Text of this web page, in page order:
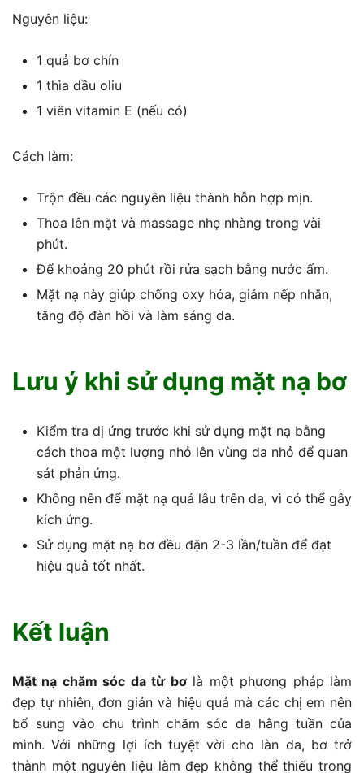
Nguyên liệu:
1 quả bơ chín
1 thìa dầu oliu
1 viên vitamin E (nếu có)
Cách làm:
Trộn đều các nguyên liệu thành hỗn hợp mịn.
Thoa lên mặt và massage nhẹ nhàng trong vài
phút.
Để khoảng 20 phút rồi rửa sạch bằng nước ấm.
Mặt nạ này giúp chống oxy hóa, giảm nếp nhăn,
tăng độ đàn hồi và làm sáng da.
Lưu ý khi sử dụng mặt nạ bơ
Kiểm tra dị ứng trước khi sử dụng mặt nạ bằng
cách thoa một lượng nhỏ lên vùng da nhỏ để quan
sát phản ứng.
Không nên để mặt nạ quá lâu trên da, vì có thể gây
kích ứng.
Sử dụng mặt nạ bơ đều đặn 2-3 lần/tuần để đạt
hiệu quả tốt nhất.
Kết luận
Mặt nạ chăm sóc da từ bơlà một phương pháp làm
đẹp tự nhiên, đơn giản và hiệu quả mà các chị em nên
bổ sung vào chu trình chăm sóc da hằng tuần của
mình. Với những lợi ích tuyệt vời cho làn da, bơ trở
thành một nguyên liệu làm đẹp không thể thiếu trong